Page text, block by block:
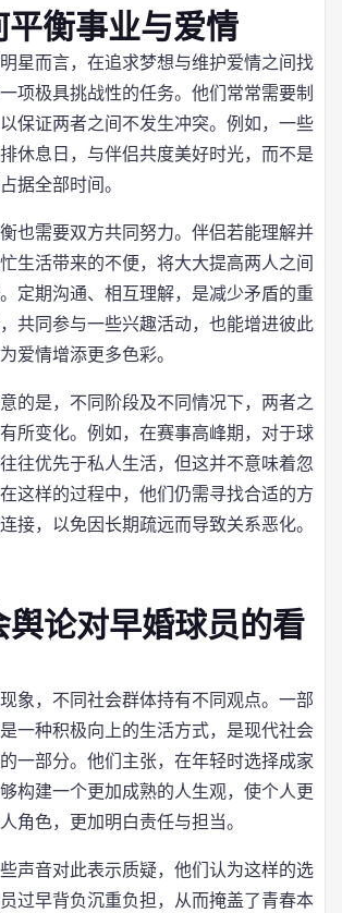
平衡事业与爱情
星而言，在追求梦想与维护爱情之间找
项极具挑战性的任务。他们常常需要制
保证两者之间不发生冲突。例如，一些
休息日，与伴侣共度美好时光，而不是
据全部时间。
也需要双方共同努力。伴侣若能理解并
生活带来的不便，将大大提高两人之间
定期沟通、相互理解，是减少矛盾的重
共同参与一些兴趣活动，也能增进彼此
爱情增添更多色彩。
的是，不同阶段及不同情况下，两者之
所变化。例如，在赛事高峰期，对于球
往优先于私人生活，但这并不意味着忽
这样的过程中，他们仍需寻找合适的方
接，以免因长期疏远而导致关系恶化。
舆论对早婚球员的看
象，不同社会群体持有不同观点。一部
一种积极向上的生活方式，是现代社会
一部分。他们主张，在年轻时选择成家
构建一个更加成熟的人生观，使个人更
角色，更加明白责任与担当。
声音对此表示质疑，他们认为这样的选
过早背负沉重负担，从而掩盖了青春本